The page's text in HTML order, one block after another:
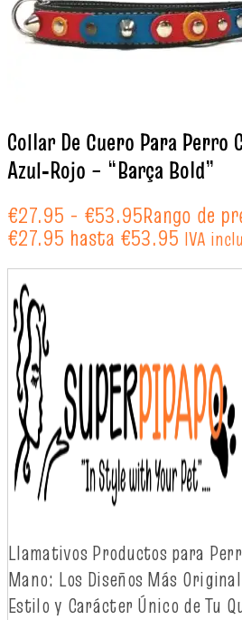
Collar De Cuero Para Perro
Azul‑Rojo – “Barça Bold”
€27.95 - €53.95Rango de
€27.95 hasta €53.95 IVA
Llamativos Productos para
Mano: Los Diseños Más
Estilo y Carácter Único de Tu